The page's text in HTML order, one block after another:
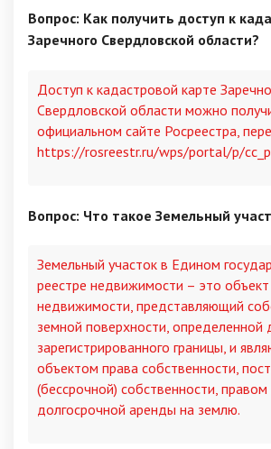
Вопрос: Как получить доступ к
Заречного Свердловской области?
Доступ к кадастровой карте
Свердловской области можно
официальном сайте Росреестра,
https://rosreestr.ru/wps/portal/p/
Вопрос: Что такое Земельный
Земельный участок в Едином
реестре недвижимости – это объект
недвижимости, представляющий
земной поверхности, определенной
зарегистрированного границы, и
объектом права собственности,
(бессрочной) собственности,
долгосрочной аренды на землю.